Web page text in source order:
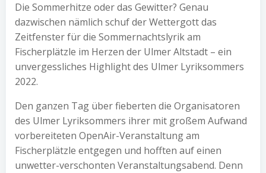
Die Sommerhitze oder das Gewitter? Genau
dazwischen nämlich schuf der Wettergott das
Zeitfenster für die Sommernachtslyrik am
Fischerplätzle im Herzen der Ulmer Altstadt – ein
unvergessliches Highlight des Ulmer Lyriksommers
2022.
Den ganzen Tag über fieberten die Organisatoren
des Ulmer Lyriksommers ihrer mit großem Aufwand
vorbereiteten OpenAir-Veranstaltung am
Fischerplätzle entgegen und hofften auf einen
unwetter-verschonten Veranstaltungsabend. Denn